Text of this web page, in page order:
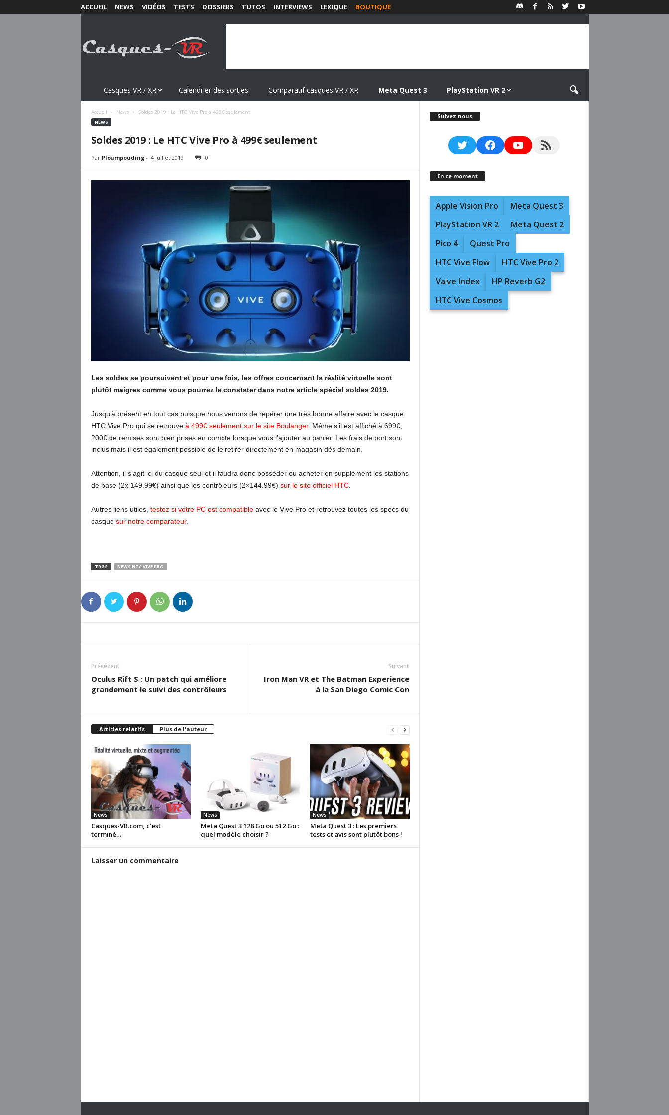
ACCUEIL NEWS VIDÉOS TESTS DOSSIERS TUTOS INTERVIEWS LEXIQUE BOUTIQUE
s
Casques VR / XR Calendrier des sorties Comparatif casques VR / XR Meta Quest 3 PlayStation VR 2
Accueil News Soldes 2019 : Le HTC Vive Pro à 499€ seulement
NEWS
Soldes 2019 : Le HTC Vive Pro à 499€ seulement
Par Ploumpouding- 4 juillet 2019 0
Les soldes se poursuivent et pour une fois, les offres concernant la réalité virtuelle sont
plutôt maigres comme vous pourrez le constater dans notre article spécial soldes 2019.
Jusqu’à présent en tout cas puisque nous venons de repérer une très bonne affaire avec le casque
HTC Vive Pro qui se retrouve à 499€ seulement sur le site Boulanger. Même s’il est affiché à 699€,
200€ de remises sont bien prises en compte lorsque vous l’ajouter au panier. Les frais de port sont
inclus mais il est également possible de le retirer directement en magasin dès demain.
Attention, il s’agit ici du casque seul et il faudra donc posséder ou acheter en supplément les stations
de base (2x 149.99€) ainsi que les contrôleurs (2×144.99€) sur le site officiel HTC.
Autres liens utiles, testez si votre PC est compatibleavec le Vive Pro et retrouvez toutes les specs du
casque sur notre comparateur.
TAGS NEWS HTC VIVE PRO
Précédent
Oculus Rift S : Un patch qui améliore
grandement le suivi des contrôleurs
Suivant
Iron Man VR et The Batman Experience
à la San Diego Comic Con
Articles relatifs Plus de l'auteur
News
Casques-VR.com, c’est
terminé…
News
Meta Quest 3 128 Go ou 512 Go :
quel modèle choisir ?
News
Meta Quest 3 : Les premiers
tests et avis sont plutôt bons !
Laisser un commentaire
Suivez nous
TwitterFacebookYouTubeRSS Feed
En ce moment
Apple Vision Pro
Meta Quest 3
PlayStation VR 2
Meta Quest 2
Pico 4
Quest Pro
HTC Vive Flow
HTC Vive Pro 2
Valve Index
HP Reverb G2
HTC Vive Cosmos